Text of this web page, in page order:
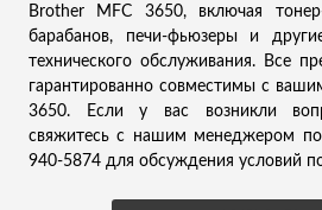
Brother MFC 3650, включая
барабанов, печи-фьюзеры и
технического обслуживания. Все
гарантированно совместимы с
3650. Если у вас возникли
свяжитесь с нашим менеджером
940-5874 для обсуждения условий